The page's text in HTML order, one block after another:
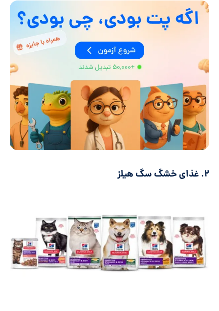
۲. غذای خشگ سگ هیلز